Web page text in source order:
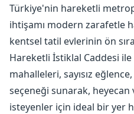
Türkiye'nin hareketli
ihtişamı modern zarafetle
kentsel tatil evlerinin ön
Hareketli İstiklal Caddesi
mahalleleri, sayısız
seçeneği sunarak,
isteyenler için ideal bir yer